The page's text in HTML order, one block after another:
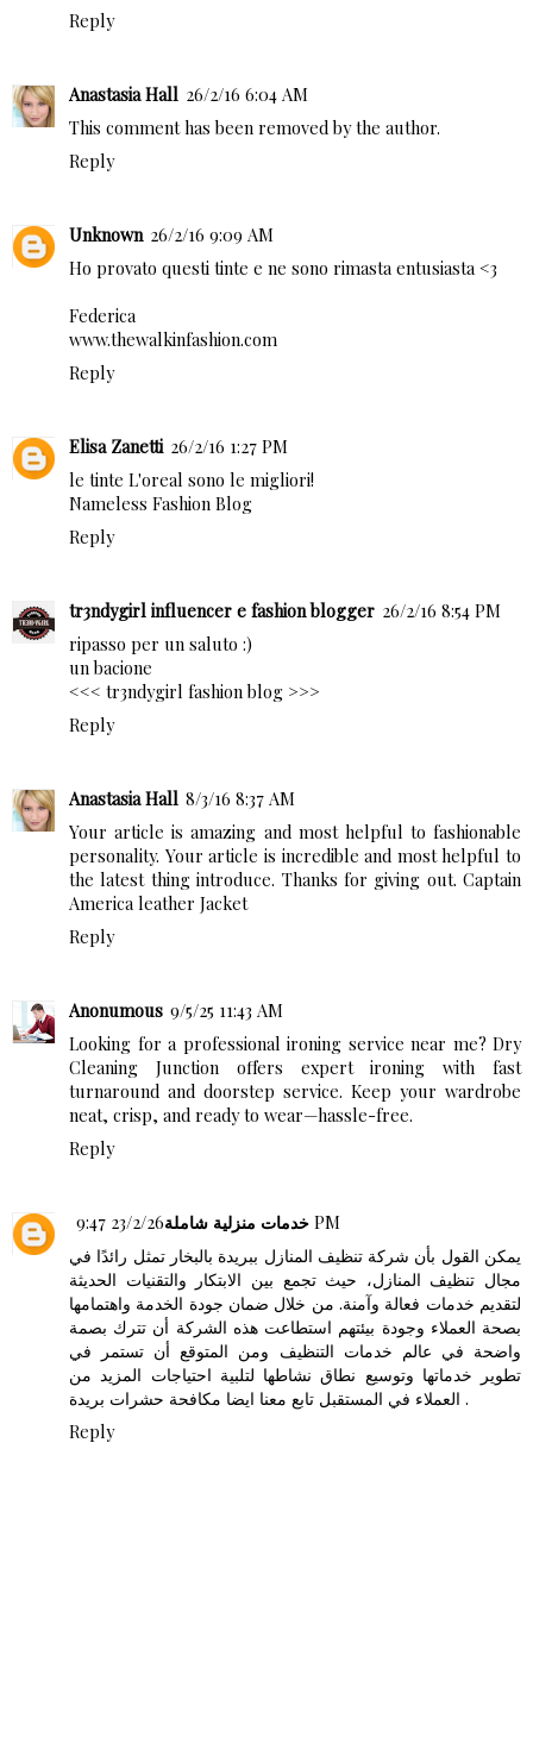
Reply
Anastasia Hall 26/2/16 6:04 AM
This comment has been removed by the author.
Reply
Unknown 26/2/16 9:09 AM
Ho provato questi tinte e ne sono rimasta entusiasta <3
Federica
www.thewalkinfashion.com
Reply
Elisa Zanetti 26/2/16 1:27 PM
le tinte L'oreal sono le migliori!
Nameless Fashion Blog
Reply
tr3ndygirl influencer e fashion blogger 26/2/16 8:54 PM
ripasso per un saluto :)
un bacione
<<< tr3ndygirl fashion blog >>>
Reply
Anastasia Hall 8/3/16 8:37 AM
Your article is amazing and most helpful to fashionable
personality. Your article is incredible and most helpful to
the latest thing introduce. Thanks for giving out. Captain
America leather Jacket
Reply
Anonumous 9/5/25 11:43 AM
Looking for a professional ironing service near me? Dry
Cleaning Junction offers expert ironing with fast
turnaround and doorstep service. Keep your wardrobe
neat, crisp, and ready to wear—hassle-free.
Reply
خدمات منزلية شاملة 23/2/26 9:47 PM
يمكن القول بأن شركة تنظيف المنازل ببريدة بالبخار تمثل رائدًا في
مجال تنظيف المنازل، حيث تجمع بين الابتكار والتقنيات الحديثة
لتقديم خدمات فعالة وآمنة. من خلال ضمان جودة الخدمة واهتمامها
بصحة العملاء وجودة بيئتهم استطاعت هذه الشركة أن تترك بصمة
واضحة في عالم خدمات التنظيف ومن المتوقع أن تستمر في
تطوير خدماتها وتوسيع نطاق نشاطها لتلبية احتياجات المزيد من
العملاء في المستقبل تابع معنا ايضا مكافحة حشرات بريدة
.
Reply